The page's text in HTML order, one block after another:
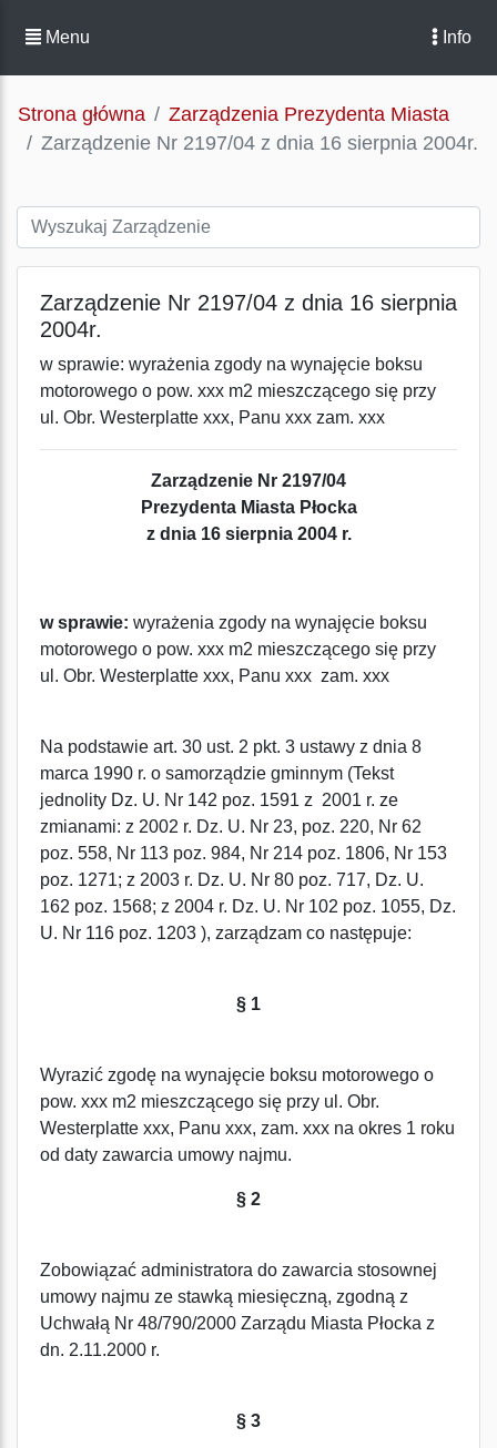
Menu Info
Strona główna
Zarządzenia Prezydenta Miasta
Zarządzenie Nr 2197/04 z dnia 16 sierpnia 2004r.
Zarządzenie Nr 2197/04 z dnia 16 sierpnia
2004r.
w sprawie: wyrażenia zgody na wynajęcie boksu
motorowego o pow. xxx m2 mieszczącego się przy
ul. Obr. Westerplatte xxx, Panu xxx zam. xxx
Zarządzenie Nr 2197/04
Prezydenta Miasta Płocka
z dnia 16 sierpnia 2004 r.
w sprawie: wyrażenia zgody na wynajęcie boksu
motorowego o pow. xxx m2 mieszczącego się przy
ul. Obr. Westerplatte xxx, Panu xxx zam. xxx
Na podstawie art. 30 ust. 2 pkt. 3 ustawy z dnia 8
marca 1990 r. o samorządzie gminnym (Tekst
jednolity Dz. U. Nr 142 poz. 1591 z 2001 r. ze
zmianami: z 2002 r. Dz. U. Nr 23, poz. 220, Nr 62
poz. 558, Nr 113 poz. 984, Nr 214 poz. 1806, Nr 153
poz. 1271; z 2003 r. Dz. U. Nr 80 poz. 717, Dz. U.
162 poz. 1568; z 2004 r. Dz. U. Nr 102 poz. 1055, Dz.
U. Nr 116 poz. 1203 ), zarządzam co następuje:
§ 1
Wyrazić zgodę na wynajęcie boksu motorowego o
pow. xxx m2 mieszczącego się przy ul. Obr.
Westerplatte xxx, Panu xxx, zam. xxx na okres 1 roku
od daty zawarcia umowy najmu.
§ 2
Zobowiązać administratora do zawarcia stosownej
umowy najmu ze stawką miesięczną, zgodną z
Uchwałą Nr 48/790/2000 Zarządu Miasta Płocka z
dn. 2.11.2000 r.
§ 3